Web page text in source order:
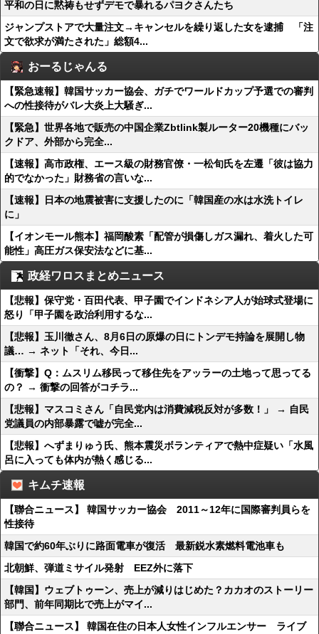
平和の日に黙祷もせずデモで暴れるパヨクさんたち
ジャンプストアで大量注文→キャンセルを繰り返した女を逮捕 「注
文で欲求が満たされた」総額4...
おーるじゃんる
【緊急速報】韓国サッカー協会、ガチでワールドカップ予選での審判
への性接待がバレ大炎上大騒ぎ...
【緊急】世界各地で販売の中国企業Zbtlink製ルーター20機種にバッ
クドア、外部から完全...
【速報】高市政権、エース級の財務官僚・一松旬氏を左遷「彼は協力
的でなかった」財務省の言いな...
【速報】日本の地震被害に支援したのに「韓国産の水は水洗トイレ
に」
【イオンモール熊本】福岡酸素「配管が損傷しガス漏れ、着火した可
能性」高圧ガス保安法などに基...
政経ワロスまとめニュース
【悲報】保守党・百田代表、甲子園でインドネシア人が始球式登場に
怒り「甲子園を政治利用するな...
【悲報】玉川徹さん、8月6日の原爆の日にトンデモ持論を展開し物
議… → ネット「それ、今日...
【衝撃】Q：ムスリム移民って移住先をアッラーの土地って思ってる
の？ → 衝撃の回答がコチラ...
【悲報】マスコミさん「自民党内は消費減税反対が多数！」 → 自民
党議員の内部暴露で嘘が完全...
【悲報】へずまりゅう氏、熊本震災ボランティアで熱中症疑い「水風
呂に入っても体内が熱く感じる...
キムチ速報
【聯合ニュース】 韓国サッカー協会 2011～12年に国際審判員らを
性接待
韓国で約60年ぶりに路面電車が復活 最新鋭水素燃料電池車も
北朝鮮、弾道ミサイル発射 EEZ外に落下
【韓国】ウェブトゥーン、売上が減りはじめた？カカオのストーリー
部門、前年同期比で売上がマイ...
【聯合ニュース】 韓国在住の日本人女性インフルエンサー ライブ